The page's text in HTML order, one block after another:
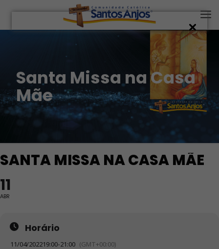
Santa Missa na Casa
Mãe
SANTA MISSA NA CASA MÃE
11
ABR
Horário
11/04/202219:00-21:00 (GMT+00:00)